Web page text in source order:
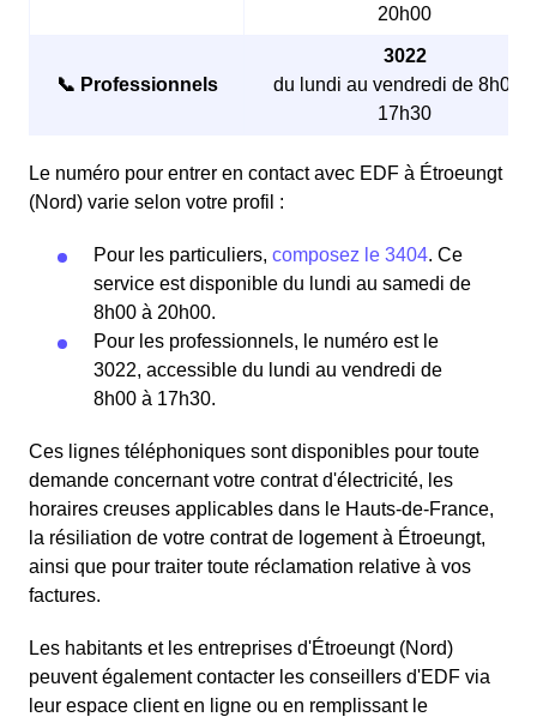
20h00
📞 Professionnels
3022
du lundi au vendredi de 8h00 à
17h30
Le numéro pour entrer en contact avec EDF à Étroeungt
(Nord) varie selon votre profil :
Pour les particuliers, composez le 3404. Ce
service est disponible du lundi au samedi de
8h00 à 20h00.
Pour les professionnels, le numéro est le
3022, accessible du lundi au vendredi de
8h00 à 17h30.
Ces lignes téléphoniques sont disponibles pour toute
demande concernant votre contrat d'électricité, les
horaires creuses applicables dans le Hauts-de-France,
la résiliation de votre contrat de logement à Étroeungt,
ainsi que pour traiter toute réclamation relative à vos
factures.
Les habitants et les entreprises d'Étroeungt (Nord)
peuvent également contacter les conseillers d'EDF via
leur espace client en ligne ou en remplissant le